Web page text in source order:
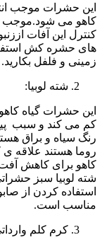
این حشرات موجب
کاهو می شود.موجب
کنترل این آفات
های حشره کش
زمینی و فلفل بکارید.
شته لوبیا:
این حشرات گیاه
کم می کند و سبب
رنگ سیاه و براق
روما هستند علاقه ی
کاهو برای کاهش
شته لوبیا سبز
استفاده کردن از
مناسب است.
کرم کلم